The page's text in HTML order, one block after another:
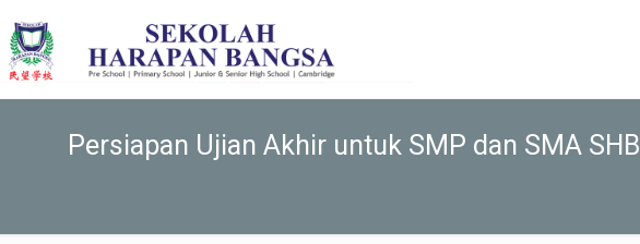
Persiapan Ujian Akhir untuk SMP dan SMA SHB